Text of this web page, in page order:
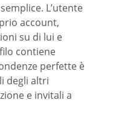
L’utente
account,
su di lui e
contiene
perfette è
degli altri
e invitali a